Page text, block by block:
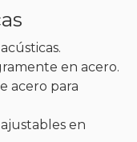
en acero.
acero para
en